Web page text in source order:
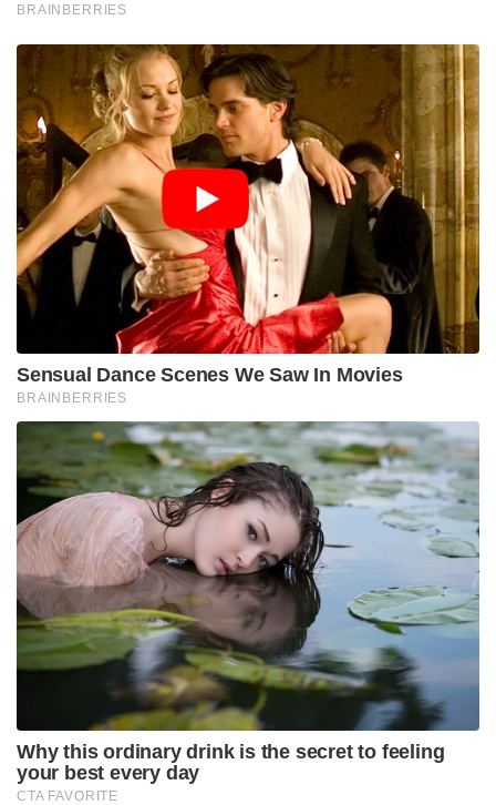
BRAINBERRIES
Sensual Dance Scenes We Saw In Movies
BRAINBERRIES
Why this ordinary drink is the secret to feeling
your best every day
CTA FAVORITE